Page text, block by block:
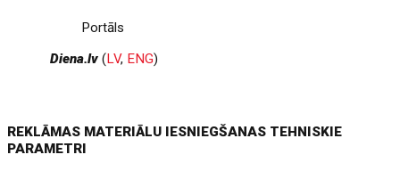
Portāls
Diena.lv (LV, ENG)
REKLĀMAS MATERIĀLU IESNIEGŠANAS TEHNISKIE
PARAMETRI